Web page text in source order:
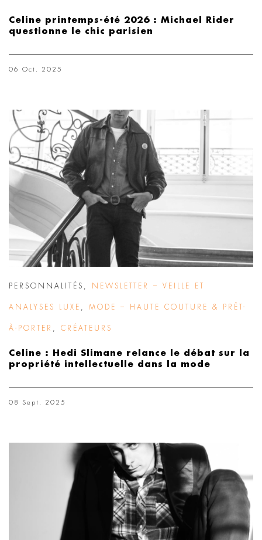
Celine printemps-été 2026 : Michael Rider
questionne le chic parisien
06 Oct. 2025
PERSONNALITÉS NEWSLETTER – VEILLE ET
ANALYSES LUXE MODE – HAUTE COUTURE & PRÊT-
À-PORTER CRÉATEURS
Celine : Hedi Slimane relance le débat sur la
propriété intellectuelle dans la mode
08 Sept. 2025